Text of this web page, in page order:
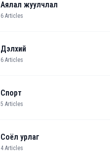
Аялал жуулчлал
6 Articles
Дэлхий
6 Articles
Спорт
5 Articles
Соёл урлаг
4 Articles